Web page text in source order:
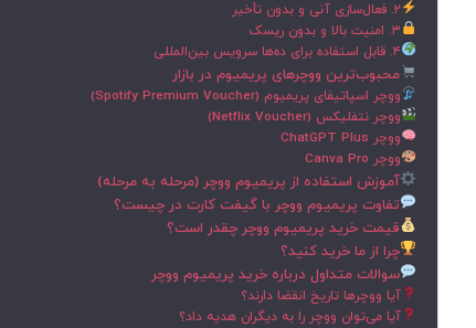
۲. فعال‌سازی آنی و بدون تأخیر
۳. امنیت بالا و بدون ریسک
۴. قابل استفاده برای ده‌ها سرویس بین‌المللی
محبوب‌ترین ووچرهای پریمیوم در بازار
ووچر اسپاتیفای پریمیوم (Spotify Premium Voucher)
ووچر نتفلیکس (Netflix Voucher)
ووچر ChatGPT Plus
ووچر Canva Pro
آموزش استفاده از پریمیوم ووچر (مرحله به مرحله)
تفاوت پریمیوم ووچر با گیفت کارت در چیست؟
قیمت خرید پریمیوم ووچر چقدر است؟
چرا از ما خرید کنید؟
سوالات متداول درباره خرید پریمیوم ووچر
آیا ووچرها تاریخ انقضا دارند؟
آیا می‌توان ووچر را به دیگران هدیه داد؟